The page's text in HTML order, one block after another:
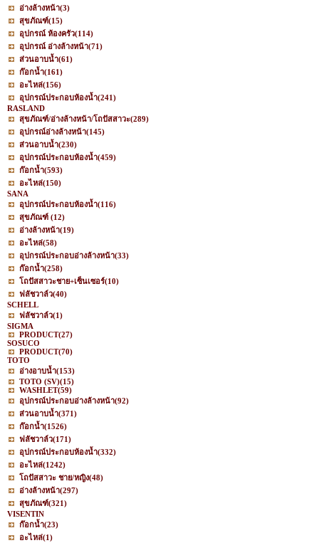
อ่างล้างหน้า(3)
สุขภัณฑ์(15)
อุปกรณ์ ห้องครัว(114)
อุปกรณ์ อ่างล้างหน้า(71)
ส่วนอาบน้ำ(61)
ก๊อกน้ำ(161)
อะไหล่(156)
อุปกรณ์ประกอบห้องน้ำ(241)
RASLAND
สุขภัณฑ์/อ่างล้างหน้า/โถปัสสาวะ(289)
อุปกรณ์อ่างล้างหน้า(145)
ส่วนอาบน้ำ(230)
อุปกรณ์ประกอบห้องน้ำ(459)
ก๊อกน้ำ(593)
อะไหล่(150)
SANA
อุปกรณ์ประกอบห้องน้ำ(116)
สุขภัณฑ์ (12)
อ่างล้างหน้า(19)
อะไหล่(58)
อุปกรณ์ประกอบอ่างล้างหน้า(33)
ก๊อกน้ำ(258)
โถปัสสาวะชาย+เซ็นเซอร์(10)
ฟลัชวาล์ว(40)
SCHELL
ฟลัชวาล์ว(1)
SIGMA
PRODUCT(27)
SOSUCO
PRODUCT(70)
TOTO
อ่างอาบน้ำ(153)
TOTO (SV)(15)
WASHLET(59)
อุปกรณ์ประกอบอ่างล้างหน้า(92)
ส่วนอาบน้ำ(371)
ก๊อกน้ำ(1526)
ฟลัชวาล์ว(171)
อุปกรณ์ประกอบห้องน้ำ(332)
อะไหล่(1242)
โถปัสสาวะ ชาย/หญิง(48)
อ่างล้างหน้า(297)
สุขภัณฑ์(321)
VISENTIN
ก๊อกน้ำ(23)
อะไหล่(1)